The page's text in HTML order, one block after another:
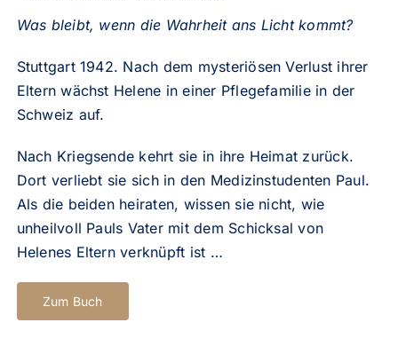
Was bleibt, wenn die Wahrheit ans Licht kommt?
Stuttgart 1942. Nach dem mysteriösen Verlust ihrer
Eltern wächst Helene in einer Pflegefamilie in der
Schweiz auf.
Nach Kriegsende kehrt sie in ihre Heimat zurück.
Dort verliebt sie sich in den Medizinstudenten Paul.
Als die beiden heiraten, wissen sie nicht, wie
unheilvoll Pauls Vater mit dem Schicksal von
Helenes Eltern verknüpft ist …
Zum Buch